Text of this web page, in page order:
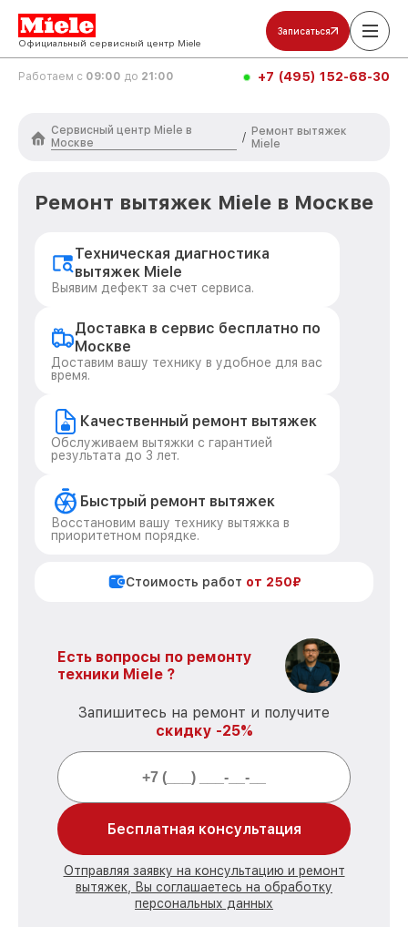
Официальный сервисный центр Miele
Записаться
Работаем с 09:00 до 21:00 +7 (495) 152-68-30
Сервисный центр Miele в
Москве
/ Ремонт вытяжек
Miele
Ремонт вытяжек Miele в Москве
Техническая диагностика
вытяжек Miele
Выявим дефект за счет сервиса.
Доставка в сервис бесплатно по
Москве
Доставим вашу технику в удобное для вас
время.
Качественный ремонт вытяжек
Обслуживаем вытяжки с гарантией
результата до 3 лет.
Быстрый ремонт вытяжек
Восстановим вашу технику вытяжка в
приоритетном порядке.
Стоимость работ от 250₽
Есть вопросы по ремонту
техники Miele ?
Запишитесь на ремонт и получите
скидку -25%
Бесплатная консультация
Отправляя заявку на консультацию и ремонт
вытяжек, Вы соглашаетесь на обработку
персональных данных